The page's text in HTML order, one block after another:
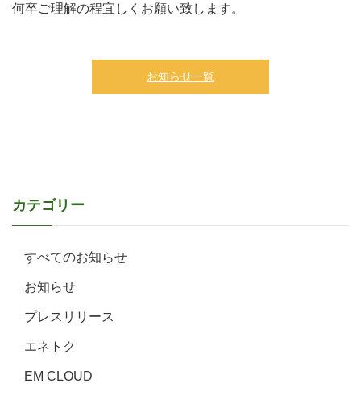
何卒ご理解の程宜しくお願い致します。
お知らせ一覧
カテゴリー
すべてのお知らせ
お知らせ
プレスリリース
エネトク
EM CLOUD